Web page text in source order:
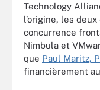
Technology
l’origine, les
concurrence
Nimbula et
que Paul Maritz,
financièrement